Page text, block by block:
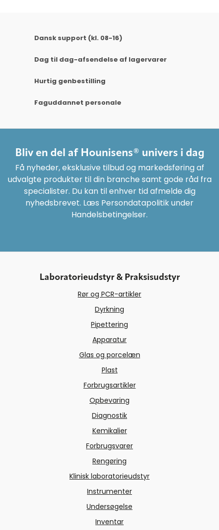
Dansk support (kl. 08-16)
Dag til dag-afsendelse af lagervarer
Hurtig genbestilling
Faguddannet personale
Bliv en del af Hounisens® univers i dag
Få nyheder, eksklusive tilbud og markedsføring af
udvalgte produkter til din branche samt gode råd fra
specialister. Du kan til enhver tid afmelde dig
nyhedsbrevet. Læs Persondatapolitik under
Handelsbetingelser.
Laboratorieudstyr & Praksisudstyr
Rør og PCR-artikler
Dyrkning
Pipettering
Apparatur
Glas og porcelæn
Plast
Forbrugsartikler
Opbevaring
Diagnostik
Kemikalier
Forbrugsvarer
Rengøring
Klinisk laboratorieudstyr
Instrumenter
Undersøgelse
Inventar